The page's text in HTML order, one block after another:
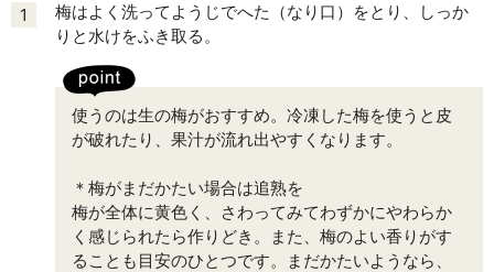
1
梅はよく洗ってようじでへた（なり口）をとり、しっか
りと水けをふき取る。
使うのは生の梅がおすすめ。冷凍した梅を使うと皮
が破れたり、果汁が流れ出やすくなります。
＊梅がまだかたい場合は追熟を
梅が全体に黄色く、さわってみてわずかにやわらか
く感じられたら作りどき。また、梅のよい香りがす
ることも目安のひとつです。まだかたいようなら、